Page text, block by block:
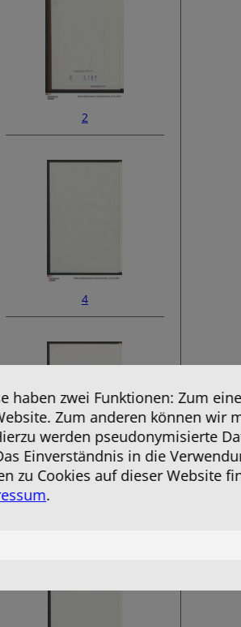
2
4
6
haben zwei Funktionen: Zum
Zum anderen können wir
werden pseudonymisierte
Einverständnis in die
zu Cookies auf dieser Website
.